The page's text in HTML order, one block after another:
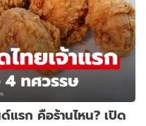
รก คือร้านไหน? เปิด